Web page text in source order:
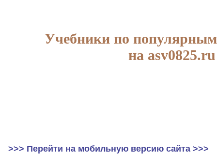
Учебники по
на asv0825.ru
>>> Перейти на мобильную версию сайта >>>